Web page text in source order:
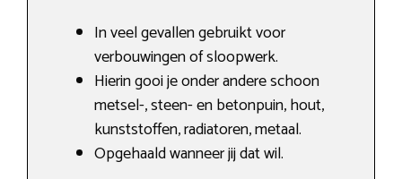
In veel gevallen gebruikt voor
verbouwingen of sloopwerk.
Hierin gooi je onder andere schoon
metsel-, steen- en betonpuin, hout,
kunststoffen, radiatoren, metaal.
Opgehaald wanneer jij dat wil.